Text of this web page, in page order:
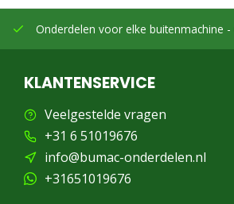
Onderdelen voor elke buitenmachine -
KLANTENSERVICE
Veelgestelde vragen
+31 6 51019676
info@bumac-onderdelen.nl
+31651019676